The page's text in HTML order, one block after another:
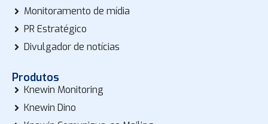
Monitoramento de mídia
PR Estratégico
Divulgador de notícias
Produtos
Knewin Monitoring
Knewin Dino